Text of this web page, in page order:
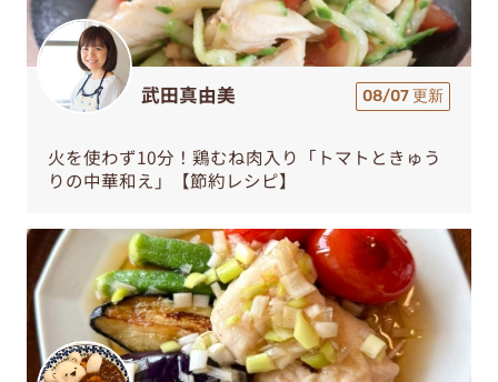
武田真由美 08/07 更新
火を使わず10分！鶏むね肉入り「トマトときゅう
りの中華和え」【節約レシピ】